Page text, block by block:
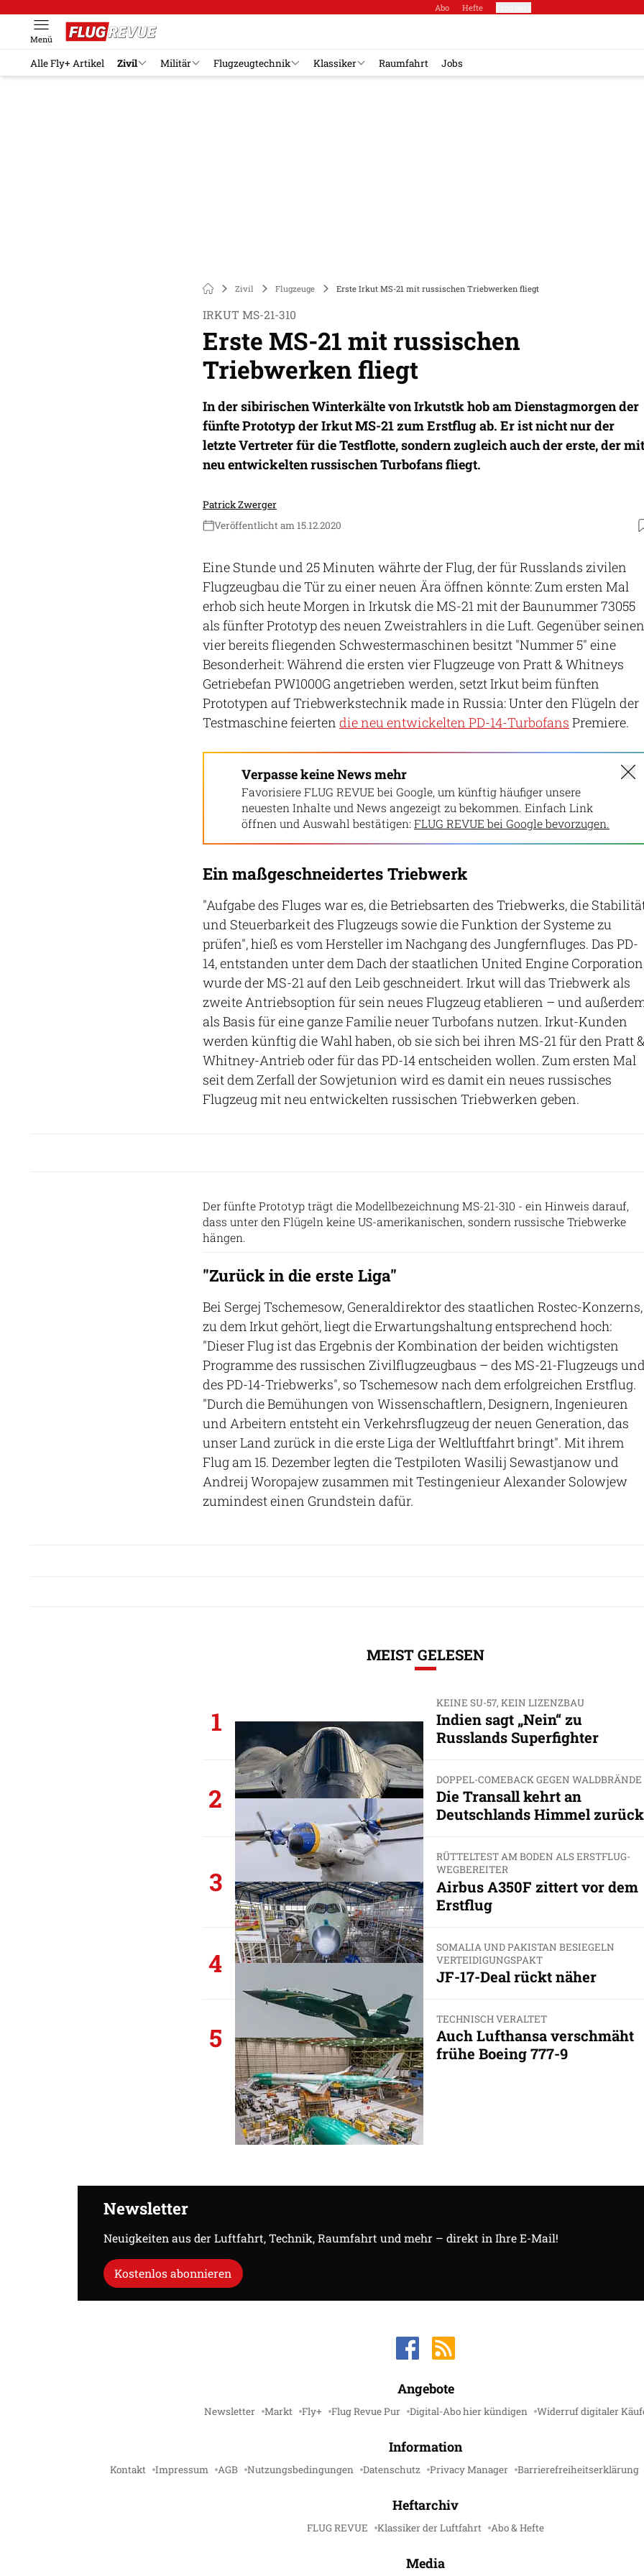
Abo Hefte
Menü
Alle Fly+ Artikel Zivil Militär Flugzeugtechnik Klassiker Raumfahrt Jobs
Zivil Flugzeuge Erste Irkut MS-21 mit russischen Triebwerken fliegt
IRKUT MS-21-310
Erste MS-21 mit russischen
Triebwerken fliegt
In der sibirischen Winterkälte von Irkutstk hob am Dienstagmorgen der
fünfte Prototyp der Irkut MS-21 zum Erstflug ab. Er ist nicht nur der
letzte Vertreter für die Testflotte, sondern zugleich auch der erste, der mit
neu entwickelten russischen Turbofans fliegt.
Patrick Zwerger
Veröffentlicht am 15.12.2020
Eine Stunde und 25 Minuten währte der Flug, der für Russlands zivilen
Flugzeugbau die Tür zu einer neuen Ära öffnen könnte: Zum ersten Mal
erhob sich heute Morgen in Irkutsk die MS-21 mit der Baunummer 73055
als fünfter Prototyp des neuen Zweistrahlers in die Luft. Gegenüber seinen
vier bereits fliegenden Schwestermaschinen besitzt "Nummer 5" eine
Besonderheit: Während die ersten vier Flugzeuge von Pratt & Whitneys
Getriebefan PW1000G angetrieben werden, setzt Irkut beim fünften
Prototypen auf Triebwerkstechnik made in Russia: Unter den Flügeln der
Testmaschine feierten die neu entwickelten PD-14-Turbofans Premiere.
Verpasse keine News mehr
Favorisiere FLUG REVUE bei Google, um künftig häufiger unsere
neuesten Inhalte und News angezeigt zu bekommen. Einfach Link
öffnen und Auswahl bestätigen: FLUG REVUE bei Google bevorzugen.
Ein maßgeschneidertes Triebwerk
"Aufgabe des Fluges war es, die Betriebsarten des Triebwerks, die
und Steuerbarkeit des Flugzeugs sowie die Funktion der Systeme zu
prüfen", hieß es vom Hersteller im Nachgang des Jungfernfluges. Das PD-
14, entstanden unter dem Dach der staatlichen United Engine
wurde der MS-21 auf den Leib geschneidert. Irkut will das Triebwerk als
zweite Antriebsoption für sein neues Flugzeug etablieren – und
als Basis für eine ganze Familie neuer Turbofans nutzen. Irkut-Kunden
werden künftig die Wahl haben, ob sie sich bei ihren MS-21 für den Pratt &
Whitney-Antrieb oder für das PD-14 entscheiden wollen. Zum ersten Mal
seit dem Zerfall der Sowjetunion wird es damit ein neues russisches
Flugzeug mit neu entwickelten russischen Triebwerken geben.
Der fünfte Prototyp trägt die Modellbezeichnung MS-21-310 - ein Hinweis darauf,
dass unter den Flügeln keine US-amerikanischen, sondern russische Triebwerke
hängen.
"Zurück in die erste Liga"
Bei Sergej Tschemesow, Generaldirektor des staatlichen Rostec-Konzerns,
zu dem Irkut gehört, liegt die Erwartungshaltung entsprechend hoch:
"Dieser Flug ist das Ergebnis der Kombination der beiden wichtigsten
Programme des russischen Zivilflugzeugbaus – des MS-21-Flugzeugs
des PD-14-Triebwerks", so Tschemesow nach dem erfolgreichen Erstflug.
"Durch die Bemühungen von Wissenschaftlern, Designern, Ingenieuren
und Arbeitern entsteht ein Verkehrsflugzeug der neuen Generation, das
unser Land zurück in die erste Liga der Weltluftfahrt bringt". Mit ihrem
Flug am 15. Dezember legten die Testpiloten Wasilij Sewastjanow und
Andreij Woropajew zusammen mit Testingenieur Alexander Solowjew
zumindest einen Grundstein dafür.
MEIST GELESEN
1
KEINE SU-57, KEIN LIZENZBAU
Indien sagt „Nein“ zu
Russlands Superfighter
2
DOPPEL-COMEBACK GEGEN WALDBRÄNDE
Die Transall kehrt an
Deutschlands Himmel
3
RÜTTELTEST AM BODEN ALS ERSTFLUG-
WEGBEREITER
Airbus A350F zittert vor dem
Erstflug
4
SOMALIA UND PAKISTAN BESIEGELN
VERTEIDIGUNGSPAKT
JF-17-Deal rückt näher
5
TECHNISCH VERALTET
Auch Lufthansa verschmäht
frühe Boeing 777-9
Newsletter
Neuigkeiten aus der Luftfahrt, Technik, Raumfahrt und mehr – direkt in Ihre E-Mail!
Kostenlos abonnieren
Angebote
Newsletter Markt Fly+ Flug Revue Pur Digital-Abo hier kündigen Widerruf digitaler
Information
Kontakt Impressum AGB Nutzungsbedingungen Datenschutz Privacy Manager Barrierefreiheitserklärung
Heftarchiv
FLUG REVUE Klassiker der Luftfahrt Abo & Hefte
Media